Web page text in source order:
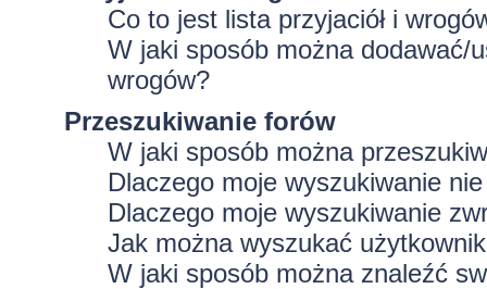
Co to jest lista przyjaciół i
W jaki sposób można dodawać/
wrogów?
Przeszukiwanie forów
W jaki sposób można
Dlaczego moje wyszukiwanie
Dlaczego moje wyszukiwanie
Jak można wyszukać
W jaki sposób można znaleźć